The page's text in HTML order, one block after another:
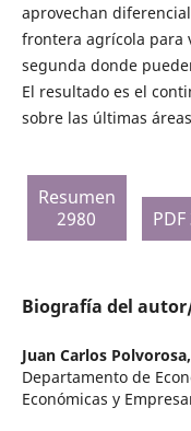
aprovechan
frontera agrícola para
segunda donde
El resultado es el
sobre las últimas
Resumen
2980
Biografía del
Juan Carlos Polvorosa,
Departamento de
Económicas y